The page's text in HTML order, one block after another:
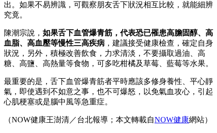
出。如果不易辨識，可觀察朋友舌下狀況相互比較，就能細辨
究竟。
陳潮宗說， 如果舌下血管爆青筋，代表恐已罹患高膽固醇、高
血脂、高血壓等慢性三高疾病 ，建議接受健康檢查，確定自身
狀況，另外，積極改善飲食，力求清淡，不要攝取過油、高
糖、高鹽、高熱量等食物，可多吃柑橘及草莓、藍莓等水果。
最重要的是，舌下血管爆青筋者平時應該多修身養性、平心靜
氣，即使遇到不如意之事，也不可爆怒，以免氣血攻心，引起
心肌梗塞或是腦中風等急重症。
（NOW健康王澍清／台北報導；本文轉載自NOW健康網站）